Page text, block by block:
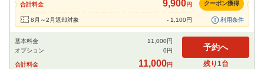
合計料金 9,900円
8月～2月返却対象 - 1,100円
クーポン獲得
利用条件
基本料金 11,000円
オプション
0円
合計料金 11,000円
予約へ
残り1台